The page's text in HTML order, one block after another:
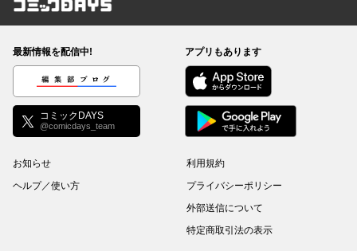
コミックDAYS
最新情報を配信中!
編集部ブログ
コミックDAYS
@comicdays_team
アプリもあります
お知らせ
ヘルプ／使い方
利用規約
プライバシーポリシー
外部送信について
特定商取引法の表示